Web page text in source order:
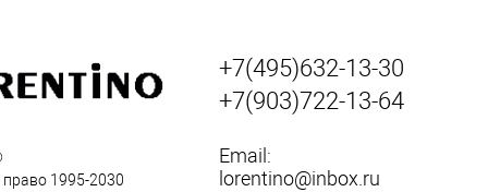
право 1995-2030
+7(495)632-13-30
+7(903)722-13-64
Email:
lorentino@inbox.ru